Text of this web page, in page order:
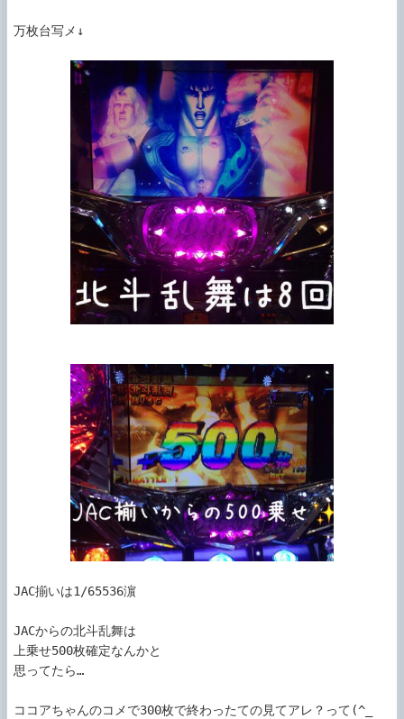
万枚台写メ↓
JAC揃いは1/65536濵
JACからの北斗乱舞は
上乗せ500枚確定なんかと
思ってたら…
ココアちゃんのコメで300枚で終わったての見てアレ？って(^_